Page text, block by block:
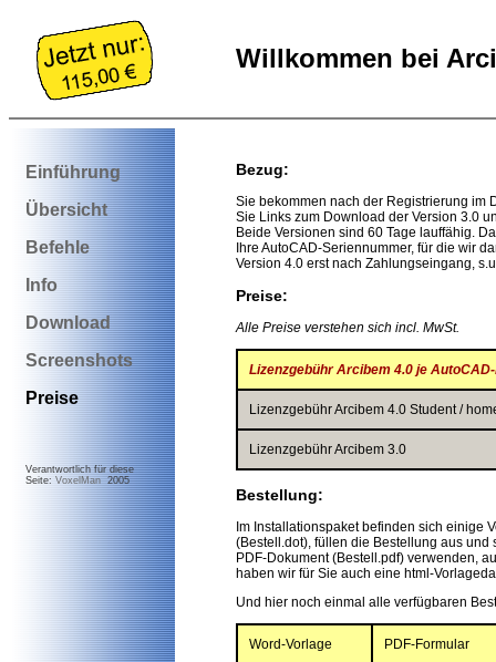
Willkommen bei
Einführung
Übersicht
Befehle
Info
Download
Screenshots
Preise
Verantwortlich für diese
Seite: VoxelMan2005
Bezug:
Sie bekommen nach der Registrierung im
Sie Links zum Download der Version 3.0
Beide Versionen sind 60 Tage lauffähig.
Ihre AutoCAD-Seriennummer, für die wir
Version 4.0 erst nach Zahlungseingang,
Preise:
Alle Preise verstehen sich incl. MwSt.
Lizenzgebühr Arcibem 4.0 je
Lizenzgebühr Arcibem 4.0 Student /
Lizenzgebühr Arcibem 3.0
Bestellung:
Im Installationspaket befinden sich einige
(Bestell.dot), füllen die Bestellung aus
PDF-Dokument (Bestell.pdf) verwenden,
haben wir für Sie auch eine html-
Und hier noch einmal alle verfügbaren
Word-Vorlage PDF-Formular